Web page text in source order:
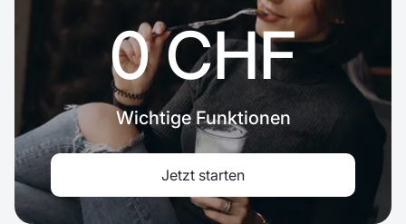
0 CHF
Wichtige Funktionen
Jetzt starten